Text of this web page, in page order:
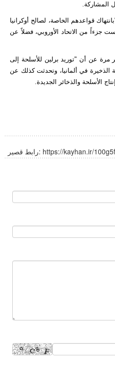
المشاركة.
قواعدهم الخاصة، لصالح أوكرانيا
جزءاً من الاتحاد الأوروبي، فضلاً عن
مرة عن أن "توريد برلين للأسلحة إلى
في ألمانيا، وتحدثت كذلك عن
الأسلحة والذخائر الجديدة.
رابط قصير: https://kayhan.ir/100g5f